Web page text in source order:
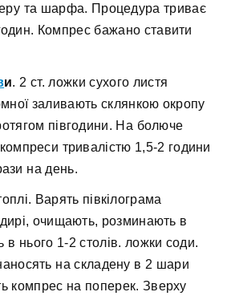
та шарфа. Процедура триває
Компрес бажано ставити
и. 2 ст. ложки сухого листя
заливають склянкою окропу
півгодини. На болюче
тривалістю 1,5-2 години
на день.
Варять півкілограма
очищають, розминають в
в нього 1-2 столів. ложки соди.
на складену в 2 шари
компрес на поперек. Зверху